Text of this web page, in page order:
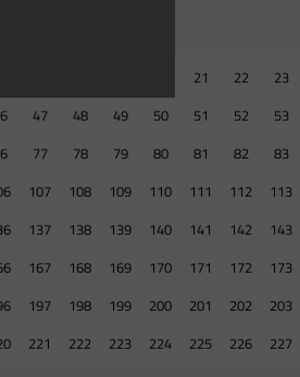
21 22 23
47 48 49 50 51 52 53
77 78 79 80 81 82 83
107 108 109 110 111 112 113
137 138 139 140 141 142 143
167 168 169 170 171 172 173
197 198 199 200 201 202 203
221 222 223 224 225 226 227